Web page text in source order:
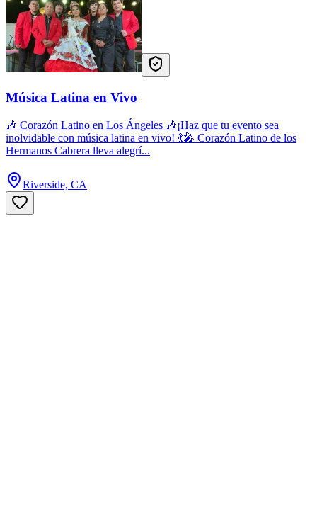
Música Latina en Vivo
🎶 Corazón Latino en Los Ángeles 🎶¡Haz que tu evento sea
inolvidable con música latina en vivo! 💃🎤 Corazón Latino de los
Hermanos Cabrera lleva alegrí...
Riverside, CA